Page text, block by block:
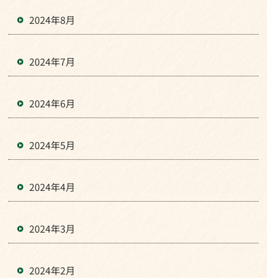
2024年8月
2024年7月
2024年6月
2024年5月
2024年4月
2024年3月
2024年2月